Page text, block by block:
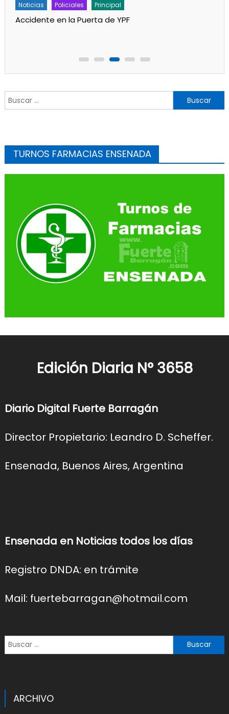
Policiales Principal
Un partido de fútbol en Progreso terminó con
Buscar:
TURNOS FARMACIAS ENSENADA
Edición Diaria N° 3658
Diario Digital Fuerte Barragán
Director Propietario: Leandro D. Scheffer.
Ensenada, Buenos Aires, Argentina
Ensenada en Noticias todos los días
Registro DNDA: en trámite
Mail: fuertebarragan@hotmail.com
Buscar:
ARCHIVO